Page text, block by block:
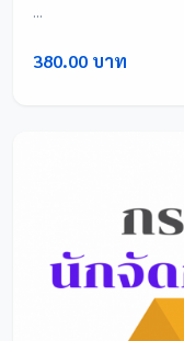
...
380.00 บาท